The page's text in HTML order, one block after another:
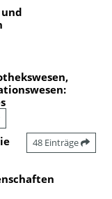
48 Einträge